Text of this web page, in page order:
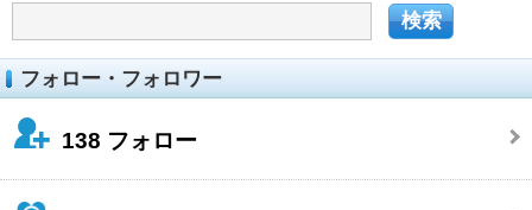
フォロー・フォロワー
138 フォロー